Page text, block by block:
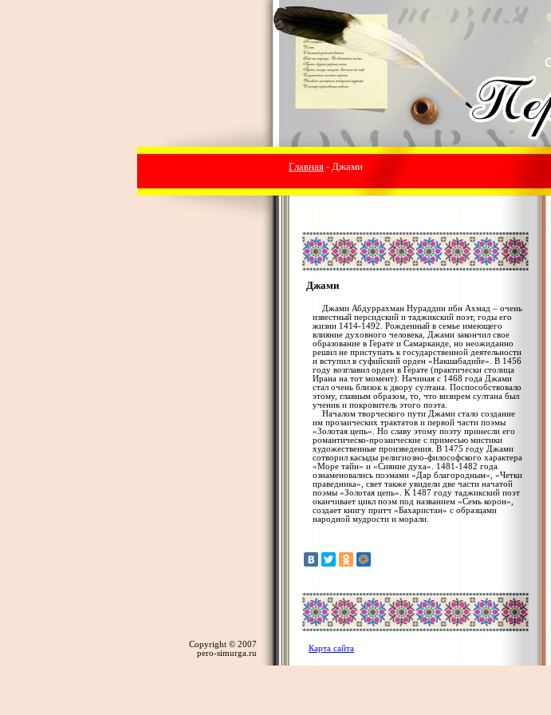
Главная - Джами
Джами
Джами Абдуррахман Нураддин ибн Ахмад – очень
известный персидский и таджикский поэт, годы его
жизни 1414-1492. Рожденный в семье имеющего
влияние духовного человека, Джами закончил свое
образование в Герате и Самарканде, но неожиданно
решил не приступать к государственной деятельности
и вступил в суфийский орден «Накшабадийе». В 1456
году возглавил орден в Герате (практически столица
Ирана на тот момент). Начиная с 1468 года Джами
стал очень близок к двору султана. Поспособствовало
этому, главным образом, то, что визирем султана был
ученик и покровитель этого поэта.
Началом творческого пути Джами стало создание
им прозаических трактатов и первой части поэмы
«Золотая цепь». Но славу этому поэту принесли его
романтическо-прозаические с примесью мистики
художественные произведения. В 1475 году Джами
сотворил касыды религиозно-философского характера
«Море тайн» и «Сияние духа». 1481-1482 года
ознаменовались поэмами «Дар благородным», «Четки
праведника», свет также увидели две части начатой
поэмы «Золотая цепь». К 1487 году таджикский поэт
оканчивает цикл поэм под названием «Семь корон»,
создает книгу притч «Бахаристан» с образцами
народной мудрости и морали.
Copyright © 2007
pero-simurga.ru
Карта сайта